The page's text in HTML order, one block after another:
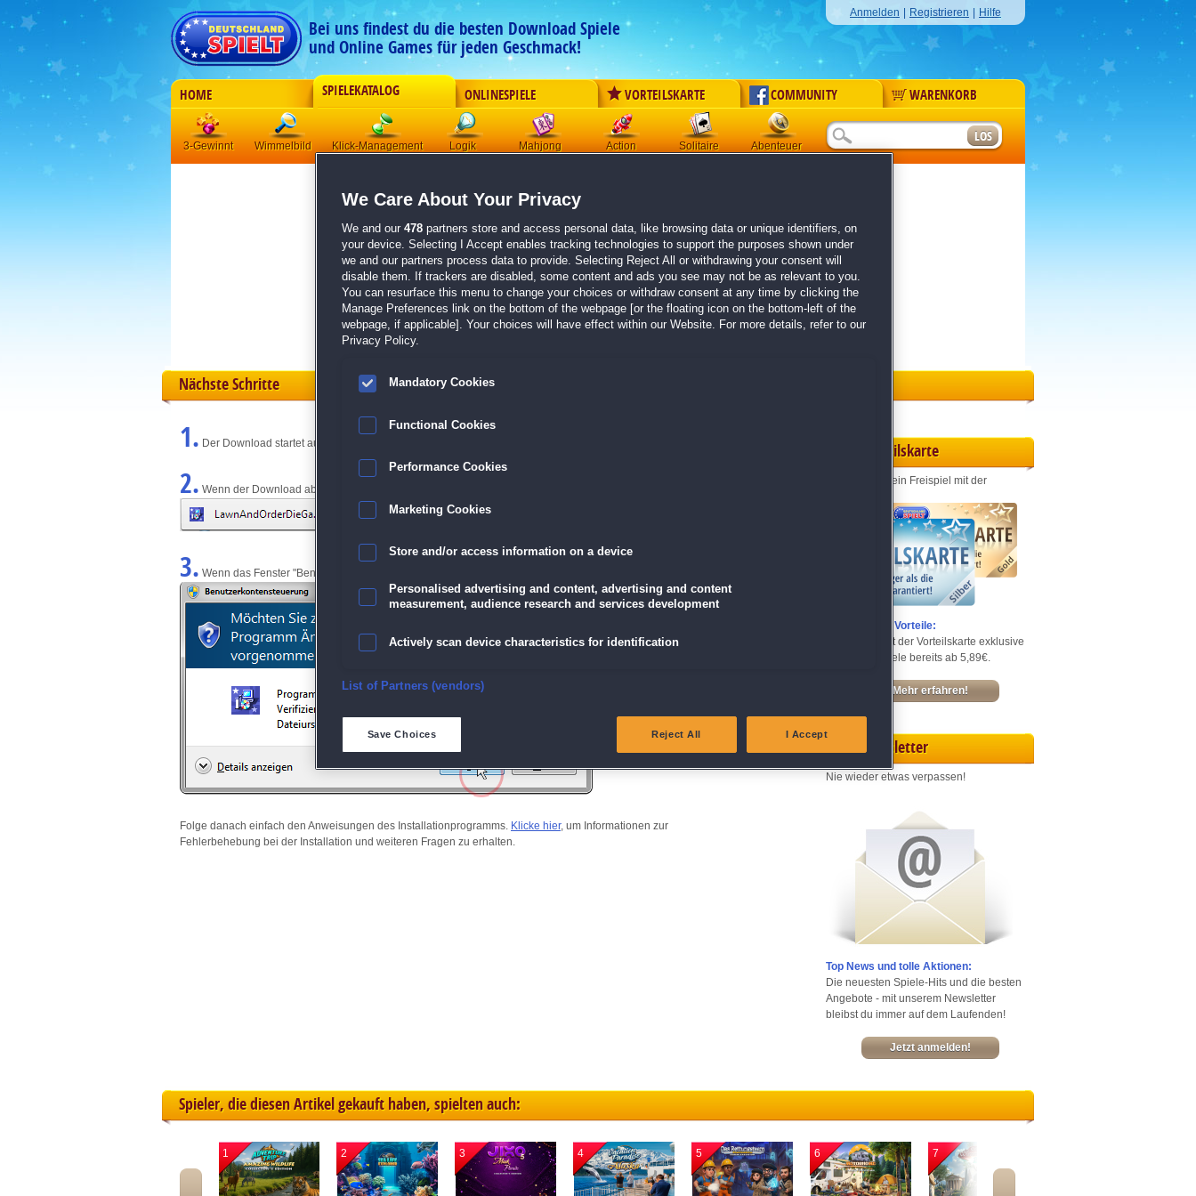
Bei uns findest du die besten Download Spiele
und Online Games für jeden Geschmack!
Anmelden Registrieren Hilfe
HOME SPIELEKATALOG ONLINESPIELE VORTEILSKARTE COMMUNITY WARENKORB
3-Gewinnt Wimmelbild Klick-Management Logik Mahjong Action Solitaire Abenteuer
Der Download wird automatisch gestartet für:
Gaslamp Cases 14: The Visitor of Wraithmoor Field
Größe 114.9 MB
Einen Moment bitte, dein Spiel wird in5 Sekundenbereitgestellt...
Falls der Download nicht automatisch startet,klicke bitte hier.
Zurück zur Gamepage
Nächste Schritte
1. Der Download startet automatisch und wird am unteren Rand des Browserfensters angezeigt.
2. Wenn der Download abgeschlossen ist, klicke einfach auf die Datei.
3. Wenn das Fenster "Benutzerkontensteuerung" angezeigt wird, klicke auf "Ja" (Bei Windows Vista "Fortsetzen").
Folge danach einfach den Anweisungen des Installationprogramms. Klicke hier, um Informationen zur
Fehlerbehebung bei der Installation und weiteren Fragen zu erhalten.
Vorteilskarte
Jeden Monat ein Freispiel mit der
Entdecke die Vorteile:
Sichere dir mit der Vorteilskarte exklusive
Rabatte – Spiele bereits ab 5,89€.
Mehr erfahren!
Newsletter
Nie wieder etwas verpassen!
Top News und tolle Aktionen:
Die neuesten Spiele-Hits und die besten
Angebote - mit unserem Newsletter
bleibst du immer auf dem Laufenden!
Jetzt anmelden!
Spieler, die diesen Artikel gekauft haben, spielten auch:
1 2 3 4 5 6 7
We Care About Your Privacy
We and our 478 partners store and access personal data, like browsing data or unique identifiers, on
your device. Selecting I Accept enables tracking technologies to support the purposes shown under
we and our partners process data to provide. Selecting Reject All or withdrawing your consent will
disable them. If trackers are disabled, some content and ads you see may not be as relevant to you.
You can resurface this menu to change your choices or withdraw consent at any time by clicking the
Manage Preferences link on the bottom of the webpage [or the floating icon on the bottom-left of the
webpage, if applicable]. Your choices will have effect within our Website. For more details, refer to our
Privacy Policy.
Mandatory Cookies
Functional Cookies
Performance Cookies
Marketing Cookies
Store and/or access information on a device
Personalised advertising and content, advertising and content
measurement, audience research and services development
Actively scan device characteristics for identification
Ensure security, prevent and detect fraud, and fix errors
Match and combine data from other data sources
List of Partners (vendors)
Save Choices Reject All I Accept